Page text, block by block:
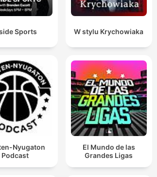
Sports W stylu Krychowiaka
Nyugaton
Podcast
El Mundo de las
Grandes Ligas